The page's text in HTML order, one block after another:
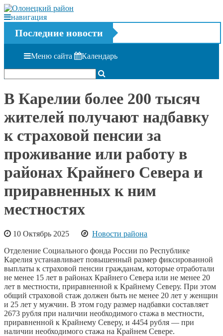
навигация
Последние новости
Меню сайта Календарь
В Карелии более 200 тысяч
жителей получают надбавку
к страховой пенсии за
проживание или работу в
районах Крайнего Севера и
приравненных к ним
местностях
10 Октябрь 2025
Новости района
Отделение Социального фонда России по Республике
Карелия устанавливает повышенный размер фиксированной
выплаты к страховой пенсии гражданам, которые отработали
не менее 15 лет в районах Крайнего Севера или не менее 20
лет в местности, приравненной к Крайнему Северу. При этом
общий страховой стаж должен быть не менее 20 лет у женщин
и 25 лет у мужчин. В этом году размер надбавки составляет
2673 рубля при наличии необходимого стажа в местности,
приравненной к Крайнему Северу, и 4454 рубля — при
наличии необходимого стажа на Крайнем Севере.